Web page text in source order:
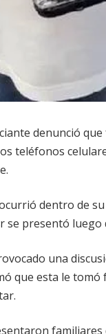
denunció
teléfonos
dentro de
presentó
una
que esta le